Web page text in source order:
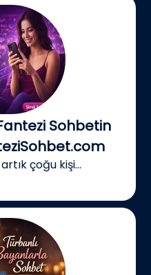
Sohbetin
çoğu kişi...